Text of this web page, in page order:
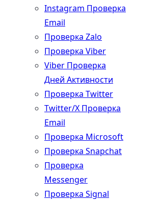
Instagram Проверка
Email
Проверка Zalo
Проверка Viber
Viber Проверка
Дней Активности
Проверка Twitter
Twitter/X Проверка
Email
Проверка Microsoft
Проверка Snapchat
Проверка
Messenger
Проверка Signal